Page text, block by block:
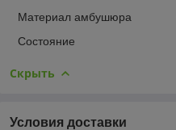
Материал амбушюра
Состояние
Скрыть
Условия доставки